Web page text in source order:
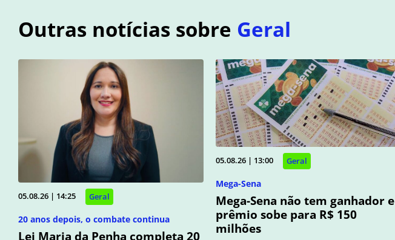
Outras notícias sobre Geral
05.08.26 | 14:25 Geral
20 anos depois, o combate continua
Lei Maria da Penha completa 20
05.08.26 | 13:00 Geral
Mega-Sena
Mega-Sena não tem ganhador e
prêmio sobe para R$ 150
milhões